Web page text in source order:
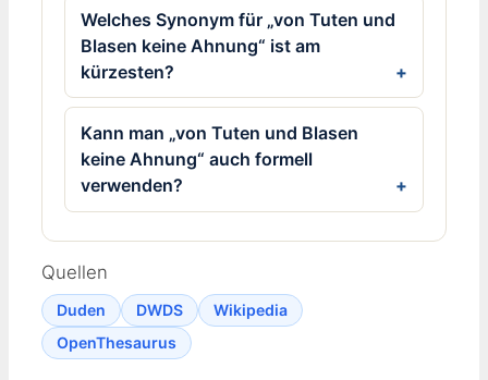
Welches Synonym für „von Tuten und
Blasen keine Ahnung“ ist am
kürzesten?
Kann man „von Tuten und Blasen
keine Ahnung“ auch formell
verwenden?
Quellen
Duden DWDS
Wikipedia
OpenThesaurus